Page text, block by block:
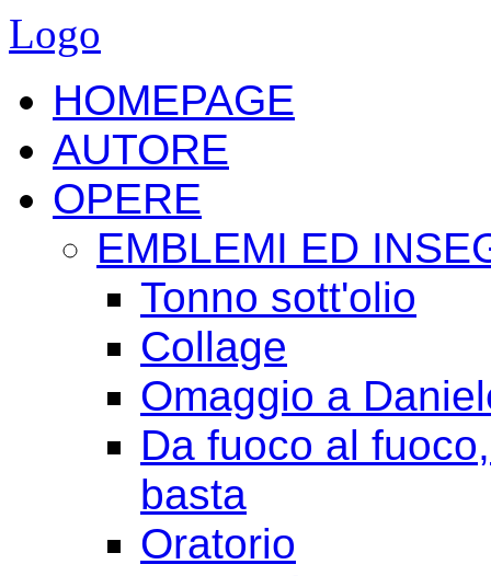
Logo
HOMEPAGE
AUTORE
OPERE
EMBLEMI ED
Tonno sott'olio
Collage
Omaggio a
Da fuoco al
basta
Oratorio